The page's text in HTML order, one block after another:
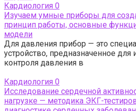
Кардиология 0
Изучаем умные приборы для
принцип работы, основные
модели
Для давления прибор — это
устройство, предназначенное для
контроля давления в
Кардиология 0
Исследование сердечной
нагрузке — методика ЭКГ-